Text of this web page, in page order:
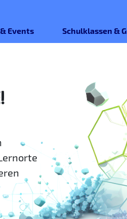
Events Schulklassen &